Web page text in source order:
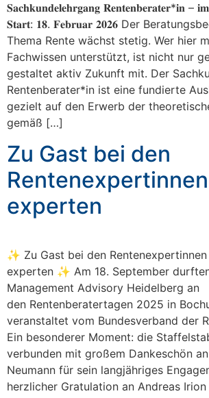
𝐒𝐚𝐜𝐡𝐤𝐮𝐧𝐝𝐞𝐥𝐞𝐡𝐫𝐠𝐚𝐧𝐠 𝐑𝐞𝐧𝐭𝐞𝐧𝐛𝐞𝐫𝐚𝐭𝐞𝐫*𝐢𝐧 –
𝐒𝐭𝐚𝐫𝐭: 𝟏𝟖. 𝐅𝐞𝐛𝐫𝐮𝐚𝐫 𝟐𝟎𝟐𝟔 Der
Thema Rente wächst stetig. Wer hier
Fachwissen unterstützt, ist nicht nur
gestaltet aktiv Zukunft mit. Der
Rentenberater*in ist eine fundierte
gezielt auf den Erwerb der
gemäß […]
Zu Gast bei den
experten
✨ Zu Gast bei den
experten ✨ Am 18. September
Management Advisory Heidelberg an
den Rentenberatertagen 2025 in
veranstaltet vom Bundesverband der
Ein besonderer Moment: die
verbunden mit großem Dankeschön
Neumann für sein langjähriges
herzlicher Gratulation an Andreas